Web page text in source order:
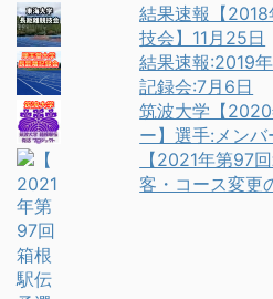
結果速報【
技会】11月25日
結果速報:2019
記録会:7月6日
筑波大学【
ー】選手:メン
【2021年第97
客・コース変更